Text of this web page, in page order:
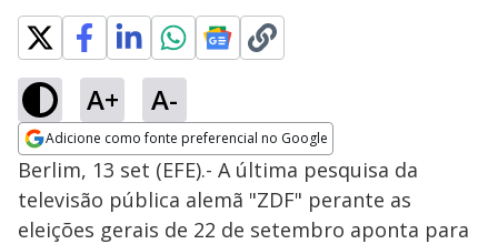
A+ A-
Adicione como fonte preferencial no Google
Opens in new window
Berlim, 13 set (EFE).- A última pesquisa da
televisão pública alemã "ZDF" perante as
eleições gerais de 22 de setembro aponta para